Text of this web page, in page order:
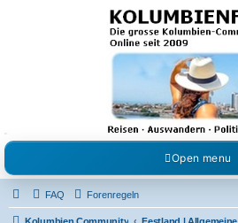
Kolumbienforum - Das
grosse Forum der
Freunde Kolumbiens
Reisen, Auswandern, Kultur, Politik, Geschichte und
Austausch, Erfahrungen und Gemeinschaft im
Open menu
FAQ Forenregeln